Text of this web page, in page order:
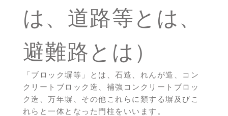
は、道路等とは、
避難路とは）
「ブロック塀等」とは、石造、れんが造、コン
クリートブロック造、補強コンクリートブロッ
ク造、万年塀、その他これらに類する塀及びこ
れらと一体となった門柱をいいます。